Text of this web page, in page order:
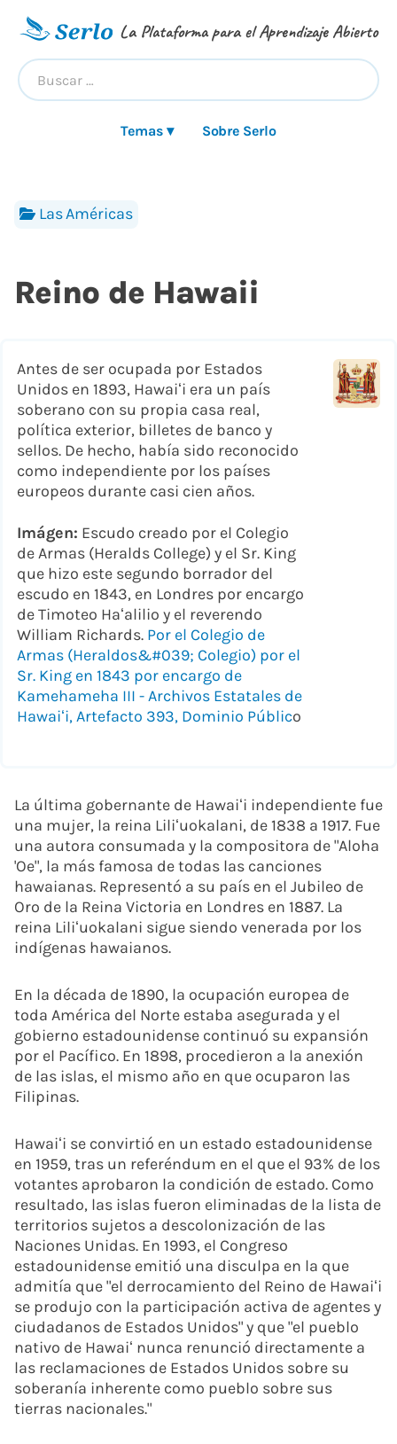
La Plataforma para el Aprendizaje Abierto
Temas ▾ Sobre Serlo
Las Américas
Reino de Hawaii
Antes de ser ocupada por Estados
Unidos en 1893, Hawaiʻi era un país
soberano con su propia casa real,
política exterior, billetes de banco y
sellos. De hecho, había sido reconocido
como independiente por los países
europeos durante casi cien años.
Imágen: Escudo creado por el Colegio
de Armas (Heralds College) y el Sr. King
que hizo este segundo borrador del
escudo en 1843, en Londres por encargo
de Timoteo Haʻalilio y el reverendo
William Richards. Por el Colegio de
Armas (Heraldos&#039; Colegio) por el
Sr. King en 1843 por encargo de
Kamehameha III - Archivos Estatales de
Hawaiʻi, Artefacto 393, Dominio Público
La última gobernante de Hawaiʻi independiente fue
una mujer, la reina Liliʻuokalani, de 1838 a 1917. Fue
una autora consumada y la compositora de "Aloha
'Oe", la más famosa de todas las canciones
hawaianas. Representó a su país en el Jubileo de
Oro de la Reina Victoria en Londres en 1887. La
reina Liliʻuokalani sigue siendo venerada por los
indígenas hawaianos.
En la década de 1890, la ocupación europea de
toda América del Norte estaba asegurada y el
gobierno estadounidense continuó su expansión
por el Pacífico. En 1898, procedieron a la anexión
de las islas, el mismo año en que ocuparon las
Filipinas.
Hawaiʻi se convirtió en un estado estadounidense
en 1959, tras un referéndum en el que el 93% de los
votantes aprobaron la condición de estado. Como
resultado, las islas fueron eliminadas de la lista de
territorios sujetos a descolonización de las
Naciones Unidas. En 1993, el Congreso
estadounidense emitió una disculpa en la que
admitía que "el derrocamiento del Reino de Hawaiʻi
se produjo con la participación activa de agentes y
ciudadanos de Estados Unidos" y que "el pueblo
nativo de Hawaiʻ nunca renunció directamente a
las reclamaciones de Estados Unidos sobre su
soberanía inherente como pueblo sobre sus
tierras nacionales."